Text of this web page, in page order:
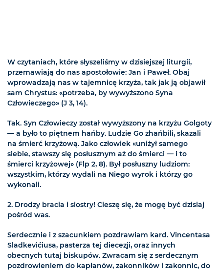
W czytaniach, które słyszeliśmy w dzisiejszej liturgii,
przemawiają do nas apostołowie: Jan i Paweł. Obaj
wprowadzają nas w tajemnicę krzyża, tak jak ją objawił
sam Chrystus: «potrzeba, by wywyższono Syna
Człowieczego» (J 3, 14).
Tak. Syn Człowieczy został wywyższony na krzyżu Golgoty
— a było to piętnem hańby. Ludzie Go zhańbili, skazali
na śmierć krzyżową. Jako człowiek «uniżył samego
siebie, stawszy się posłusznym aż do śmierci — i to
śmierci krzyżowej» (Flp 2, 8). Był posłuszny ludziom:
wszystkim, którzy wydali na Niego wyrok i którzy go
wykonali.
2. Drodzy bracia i siostry! Cieszę się, że mogę być dzisiaj
pośród was.
Serdecznie i z szacunkiem pozdrawiam kard. Vincentasa
Sladkevićiusa, pasterza tej diecezji, oraz innych
obecnych tutaj biskupów. Zwracam się z serdecznym
pozdrowieniem do kapłanów, zakonników i zakonnic, do